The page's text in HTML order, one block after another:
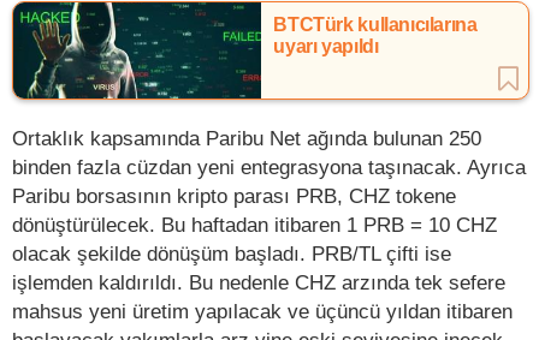
BTCTürk kullanıcılarına
uyarı yapıldı
Ortaklık kapsamında Paribu Net ağında bulunan 250
binden fazla cüzdan yeni entegrasyona taşınacak. Ayrıca
Paribu borsasının kripto parası PRB, CHZ tokene
dönüştürülecek. Bu haftadan itibaren 1 PRB = 10 CHZ
olacak şekilde dönüşüm başladı. PRB/TL çifti ise
işlemden kaldırıldı. Bu nedenle CHZ arzında tek sefere
mahsus yeni üretim yapılacak ve üçüncü yıldan itibaren